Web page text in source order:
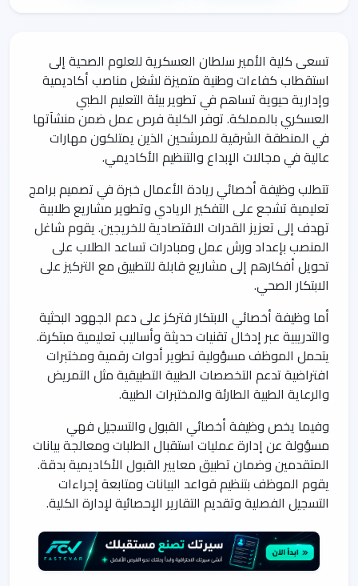
تسعى كلية الأمير سلطان العسكرية للعلوم الصحية إلى
استقطاب كفاءات وطنية متميزة لشغل مناصب أكاديمية
وإدارية حيوية تساهم في تطوير بيئة التعليم الطبي
العسكري بالمملكة. توفر الكلية فرص عمل ضمن منشآتها
في المنطقة الشرقية للمرشحين الذين يمتلكون مهارات
عالية في مجالات الإبداع والتنظيم الأكاديمي.
تتطلب وظيفة أخصائي ريادة الأعمال خبرة في تصميم برامج
تعليمية تشجع على التفكير الريادي وتطوير مشاريع طلابية
تهدف إلى تعزيز القدرات الاقتصادية للخريجين. يقوم شاغل
المنصب بإعداد ورش عمل ومبادرات تساعد الطلاب على
تحويل أفكارهم إلى مشاريع قابلة للتطبيق مع التركيز على
الابتكار الصحي.
أما وظيفة أخصائي الابتكار فتركز على دعم الجهود البحثية
والتدريبية عبر إدخال تقنيات حديثة وأساليب تعليمية مبتكرة.
يتحمل الموظف مسؤولية تطوير أدوات رقمية ومختبرات
افتراضية تدعم التخصصات الطبية التطبيقية مثل التمريض
والرعاية الطبية الطارئة والمختبرات الطبية.
وفيما يخص وظيفة أخصائي القبول والتسجيل فهي
مسؤولة عن إدارة عمليات استقبال الطلبات ومعالجة بيانات
المتقدمين وضمان تطبيق معايير القبول الأكاديمية بدقة.
يقوم الموظف بتنظيم قواعد البيانات ومتابعة إجراءات
التسجيل الفصلية وتقديم التقارير الإحصائية لإدارة الكلية.